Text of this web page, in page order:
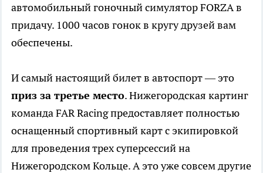
автомобильный гоночный симулятор FORZA в
придачу. 1000 часов гонок в кругу друзей вам
обеспечены.
И самый настоящий билет в автоспорт — это
приз за третье место. Нижегородская картинг
команда FAR Racing предоставляет полностью
оснащенный спортивный карт с экипировкой
для проведения трех суперсессий на
Нижегородском Кольце. А это уже совсем другие